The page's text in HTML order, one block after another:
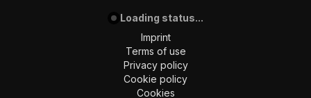
Loading status...
Imprint
Terms of use
Privacy policy
Cookie policy
Cookies